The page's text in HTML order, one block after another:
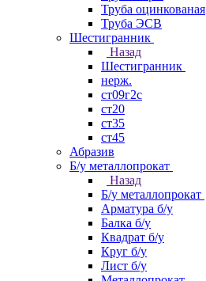
Труба оцинкованая
Труба ЭСВ
Шестигранник
Назад
Шестигранник
нерж.
ст09г2с
ст20
ст35
ст45
Абразив
Б/у металлопрокат
Назад
Б/у металлопрокат
Арматура б/у
Балка б/у
Квадрат б/у
Круг б/у
Лист б/у